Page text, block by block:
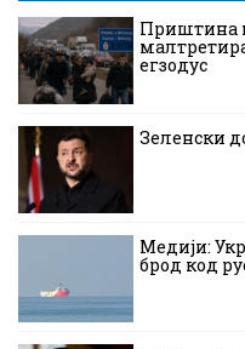
Приштина
егзодус
Зеленски
Медији:
брод код